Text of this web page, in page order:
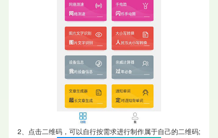
2、点击二维码，可以自行按需求进行制作属于自己的二维码;